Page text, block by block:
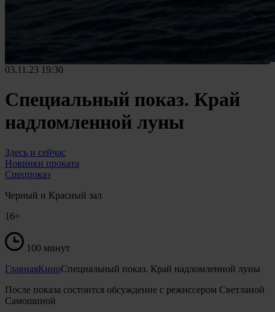
03.11.23 19:30
Специальный показ. Край
надломленной луны
Здесь и сейчас
Новинки проката
Спецпоказ
Черный и Красный зал
16+
100 минут
ГлавнаяКиноСпециальный показ. Край надломленной луны
После показа состоится обсуждение с режиссером Светланой
Самошиной